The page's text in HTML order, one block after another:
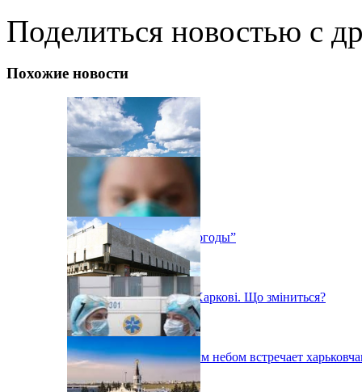
Поделиться новостью с
Похожие новости
Выставка “Дневники погоды”
«Помаранчева» зона у Харкові. Що зміниться?
Фестиваль под открытым небом встречает